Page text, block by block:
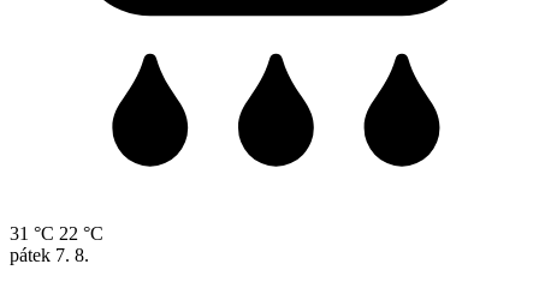
31 °C 22 °C
pátek 7. 8.